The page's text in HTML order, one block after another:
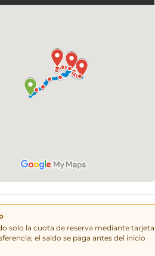
solo la cuota de reserva mediante tarjeta
el saldo se paga antes del inicio